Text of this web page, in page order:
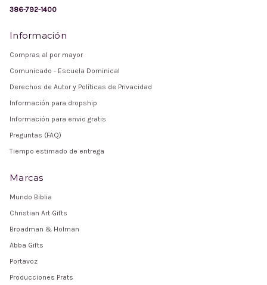
386-792-1400
Información
Compras al por mayor
Comunicado - Escuela Dominical
Derechos de Autor y Políticas de Privacidad
Información para dropship
Información para envio gratis
Preguntas (FAQ)
Tiempo estimado de entrega
Marcas
Mundo Biblia
Christian Art Gifts
Broadman & Holman
Abba Gifts
Portavoz
Producciones Prats